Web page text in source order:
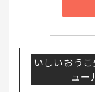
いしいおう
ュー